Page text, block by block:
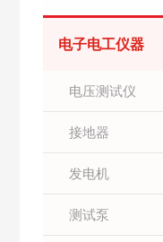
电子电工仪器
电压测试仪
接地器
发电机
测试泵